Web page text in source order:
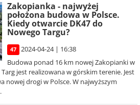
Zakopianka - najwyżej
położona budowa w Polsce.
Kiedy otwarcie DK47 do
Nowego Targu?
47
2024-04-24 | 16:38
Budowa ponad 16 km nowej Zakopianki w
jest realizowana w górskim terenie. Jest
nowej drogi w Polsce. W najwyższym